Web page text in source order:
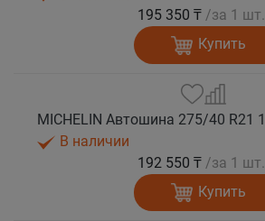
195 350 ₸ /за 1 шт.
Купить
В наличии
192 550 ₸ /за 1 шт.
Купить